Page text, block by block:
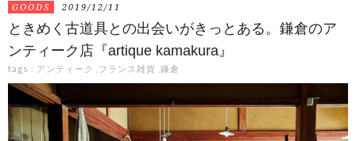
GOODS 2019/12/11
ときめく古道具との出会いがきっとある。鎌倉のア
ンティーク店『artique kamakura』
tags : アンティーク フランス雑貨 鎌倉